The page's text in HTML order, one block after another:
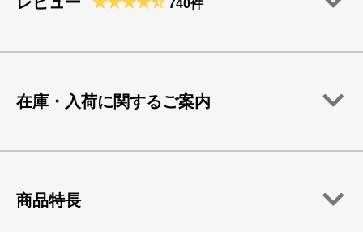
740件
在庫・入荷に関するご案内
商品特長